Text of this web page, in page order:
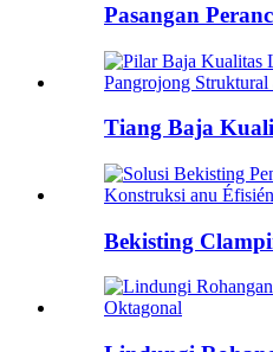
Pasangan
Tiang Baja
Bekisting